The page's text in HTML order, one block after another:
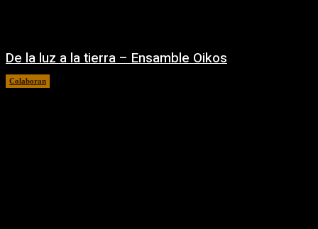
De la luz a la tierra – Ensamble Oikos
Colaboran